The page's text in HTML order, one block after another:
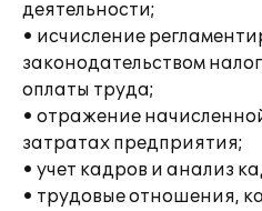
деятельности;
• исчисление
законодательством
оплаты труда;
• отражение
затратах предприятия;
• учет кадров и анализ
• трудовые отношения,